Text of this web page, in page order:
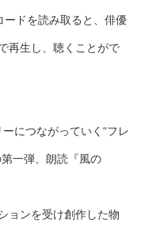
ドを読み取ると、俳優
再生し、聴くことがで
につながっていく“フレ
一弾、朗読『風の
ョンを受け創作した物